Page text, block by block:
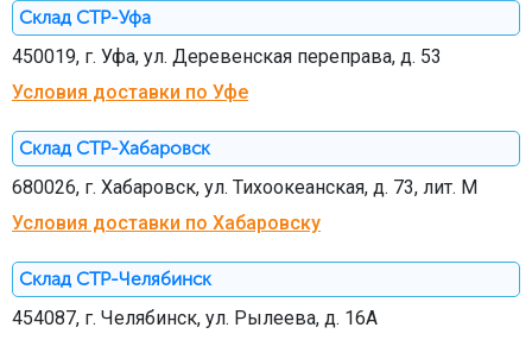
Склад СТР-Уфа
450019, г. Уфа, ул. Деревенская переправа, д. 53
Условия доставки по Уфе
Склад СТР-Хабаровск
680026, г. Хабаровск, ул. Тихоокеанская, д. 73, лит. М
Условия доставки по Хабаровску
Склад СТР-Челябинск
454087, г. Челябинск, ул. Рылеева, д. 16А